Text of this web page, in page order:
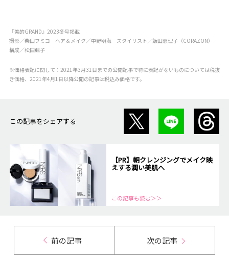
『美的GRAND』2023冬号掲載
撮影／柴田フミコ ヘア＆メイク／中野明海 スタイリスト／飯田恵理子（CORAZON）
構成／松田亜子
※価格表記に関して：2021年3月31日までの公開記事で特に表記がないものについては税抜
き価格、2021年4月1日以降公開の記事は税込み価格です。
この記事をシェアする
【PR】朝クレンジングでメイク映
えする潤い美肌へ
この記事も読む＞＞
前の記事 次の記事